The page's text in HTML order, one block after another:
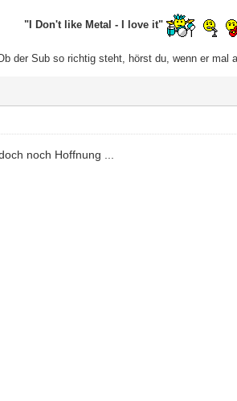
"I Don't like Metal - I love it"
der Sub so richtig steht, hörst du, wenn er mal
noch Hoffnung ...